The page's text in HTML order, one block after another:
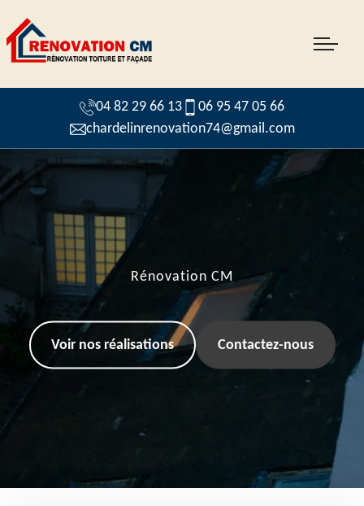
04 82 29 66 13
06 95 47 05 66
chardelinrenovation74@gmail.com
Rénovation CM
Voir nos réalisations Contactez-nous